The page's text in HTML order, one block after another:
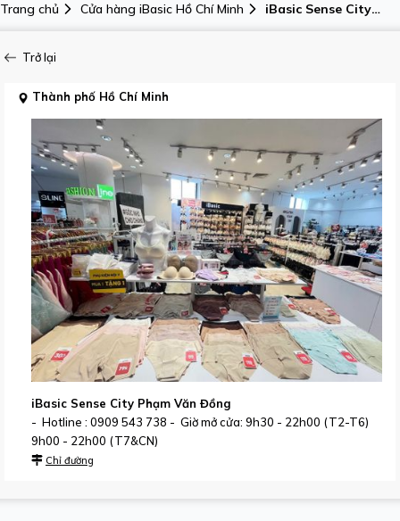
Trang chủ Cửa hàng iBasic Hồ Chí Minh
iBasic Sense City
Phường Hiệp Bình
Chánh, TP Thủ Đức),
Thành phố Hồ Chí
Minh
Trở lại
Thành phố Hồ Chí Minh
iBasic Sense City Phạm Văn Đồng
- Hotline : 0909 543 738 - Giờ mở cửa: 9h30 - 22h00 (T2-T6)
9h00 - 22h00 (T7&CN)
Chỉ đường